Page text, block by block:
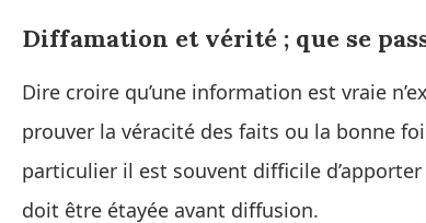
Diffamation et vérité ; que se
Dire croire qu’une information est vraie
prouver la véracité des faits ou la bonne
particulier il est souvent difficile
doit être étayée avant diffusion.